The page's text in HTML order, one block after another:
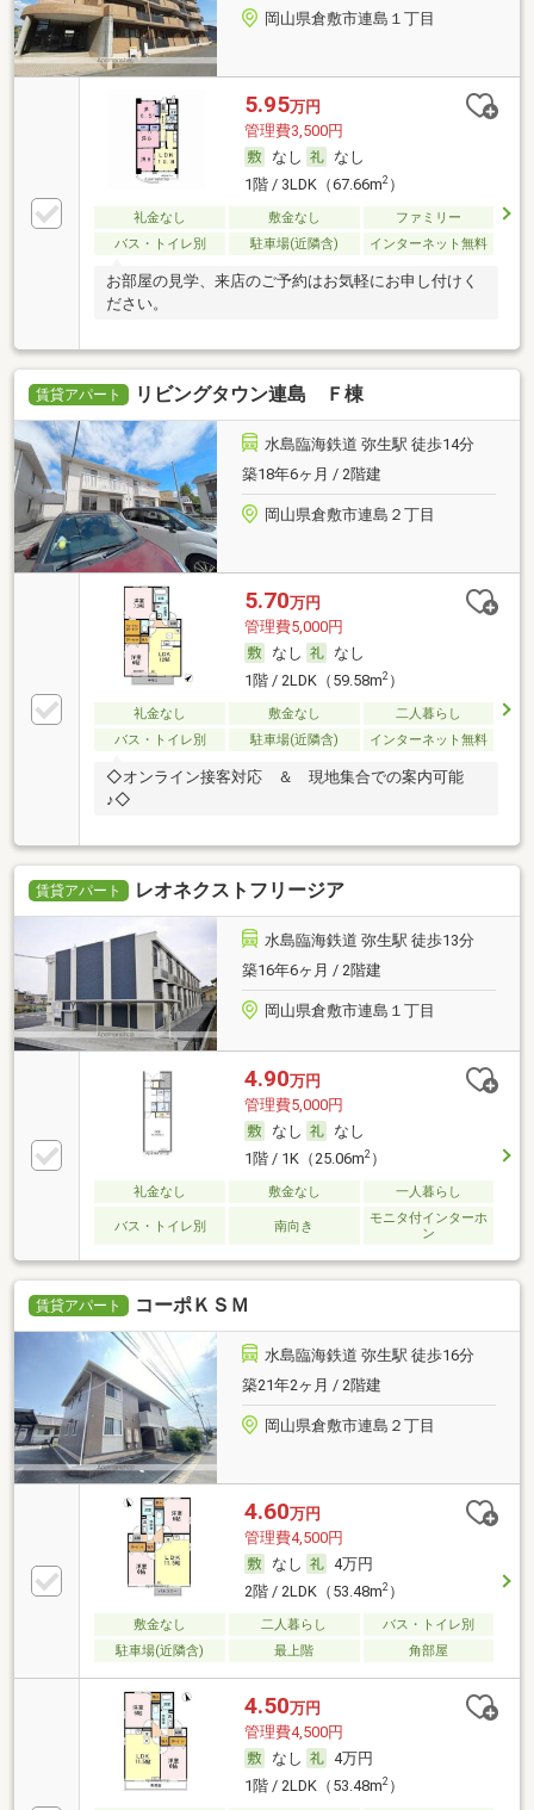
岡山県倉敷市連島１丁目
5.95万円
管理費3,500円
なし
なし
1階 / 3LDK（67.66m2）
礼金なし 敷金なし
ファミリー
バス・トイレ別
駐車場(近隣含) インターネット無料
お部屋の見学、来店のご予約はお気軽にお申し付けく
ださい。
賃貸アパート リビングタウン連島 Ｆ棟
水島臨海鉄道 弥生駅 徒歩14分
築18年6ヶ月 / 2階建
岡山県倉敷市連島２丁目
5.70万円
管理費5,000円
なし
なし
1階 / 2LDK（59.58m2）
礼金なし 敷金なし
二人暮らし
バス・トイレ別
駐車場(近隣含) インターネット無料
◇オンライン接客対応 ＆ 現地集合での案内可能
♪◇
賃貸アパート レオネクストフリージア
水島臨海鉄道 弥生駅 徒歩13分
築16年6ヶ月 / 2階建
岡山県倉敷市連島１丁目
4.90万円
管理費5,000円
なし
なし
1階 / 1K（25.06m2）
礼金なし 敷金なし 一人暮らし
バス・トイレ別 南向き
モニタ付インターホ
ン
賃貸アパート コーポＫＳＭ
水島臨海鉄道 弥生駅 徒歩16分
築21年2ヶ月 / 2階建
岡山県倉敷市連島２丁目
4.60万円
管理費4,500円
なし
4万円
2階 / 2LDK（53.48m2）
敷金なし 二人暮らし
バス・トイレ別
駐車場(近隣含)
最上階 角部屋
4.50万円
管理費4,500円
なし
4万円
1階 / 2LDK（53.48m2）